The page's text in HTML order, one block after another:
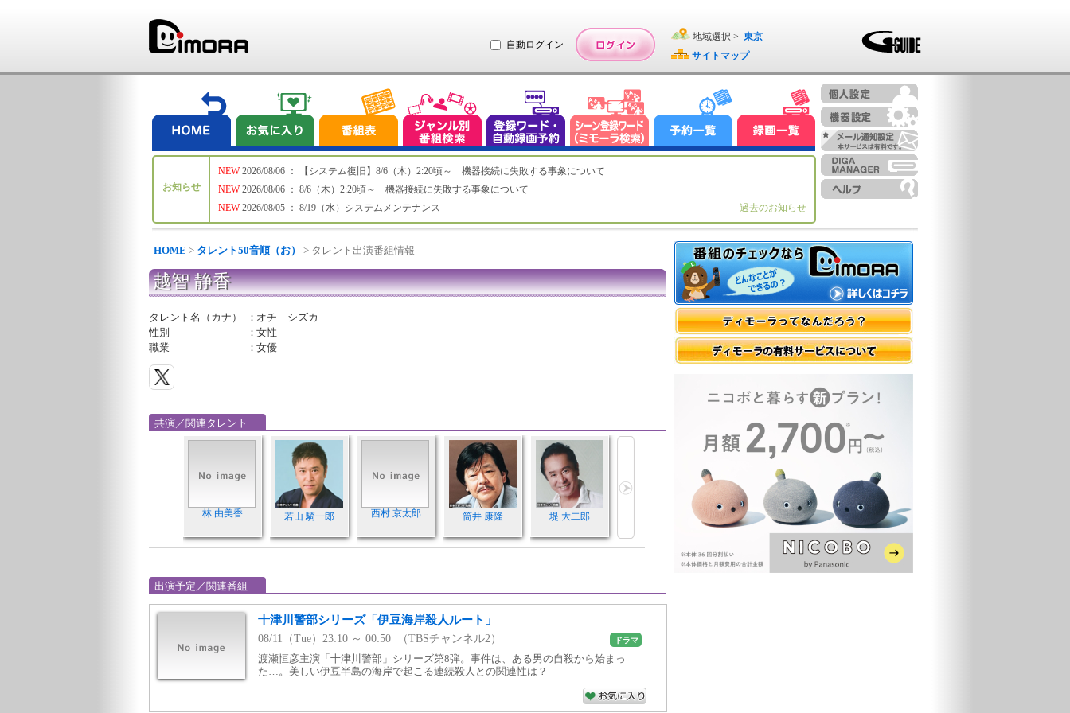
自動ログイン
地域選択 > 東京
サイトマップ
お知らせ
NEW
NEW
NEW
2026/08/06 ： 【システム復旧】8/6（木）2:20頃～ 機器接続に失敗する事象について
2026/08/06 ： 8/6（木）2:20頃～ 機器接続に失敗する事象について
2026/08/05 ： 8/19（水）システムメンテナンス
過去のお知らせ
HOME > タレント50音順（お） > タレント出演番組情報
越智 静香
タレント名（カナ） ： オチ シズカ
性別
：女性
職業
：女優
共演／関連タレント
林 由美香 若山 騎一郎 西村 京太郎 筒井 康隆 堤 大二郎
出演予定／関連番組
十津川警部シリーズ「伊豆海岸殺人ルート」
08/11（Tue）23:10 ～ 00:50 （TBSチャンネル2） ドラマ
渡瀬恒彦主演「十津川警部」シリーズ第8弾。事件は、ある男の自殺から始まっ
た…。美しい伊豆半島の海岸で起こる連続殺人との関連性は？